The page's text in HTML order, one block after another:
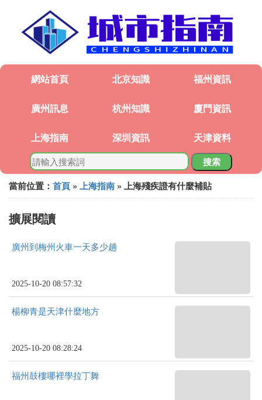
網站首頁 北京知識 福州資訊
廣州訊息 杭州知識 廈門資訊
上海指南 深圳資訊 天津資料
搜索
當前位置： 首頁 » 上海指南 » 上海殘疾證有什麼補貼
擴展閱讀
廣州到梅州火車一天多少趟
2025-10-20 08:57:32
楊柳青是天津什麼地方
2025-10-20 08:28:24
福州鼓樓哪裡學拉丁舞